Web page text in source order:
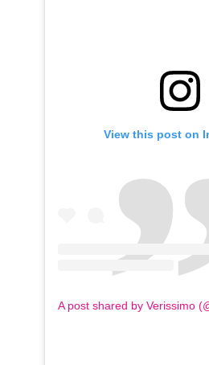
View this post on
A post shared by Verissimo